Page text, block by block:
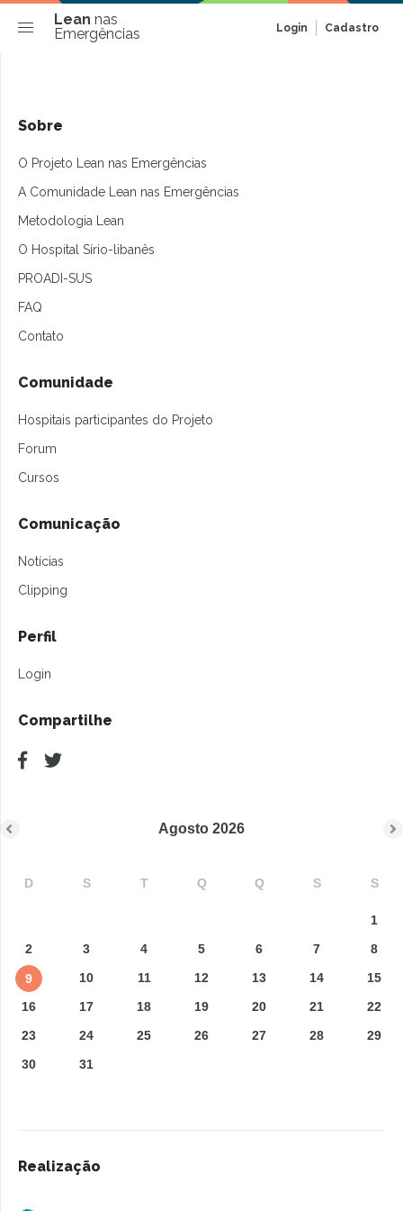
Lean nas
Emergências
Login Cadastro
Sobre
O Projeto Lean nas Emergências
A Comunidade Lean nas Emergências
Metodologia Lean
O Hospital Sírio-libanês
PROADI-SUS
FAQ
Contato
Comunidade
Hospitais participantes do Projeto
Forum
Cursos
Comunicação
Notícias
Clipping
Perfil
Login
Compartilhe
Agosto 2026
D S T Q Q S S
1
2
3 4 5 6 7 8
9 10 11 12 13 14
15
16
17 18 19 20 21
22
23
24 25 26 27 28
29
30
31
Realização